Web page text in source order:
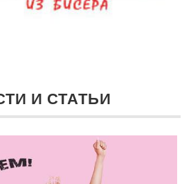
И СТАТЬИ